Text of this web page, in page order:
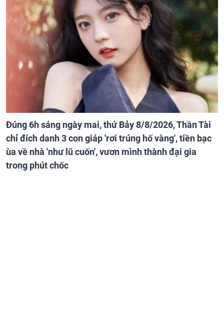
Đúng 6h sáng ngày mai, thứ Bảy 8/8/2026, Thần Tài
chỉ đích danh 3 con giáp 'rơi trúng hố vàng', tiền bạc
ùa về nhà 'như lũ cuốn', vươn mình thành đại gia
trong phút chốc